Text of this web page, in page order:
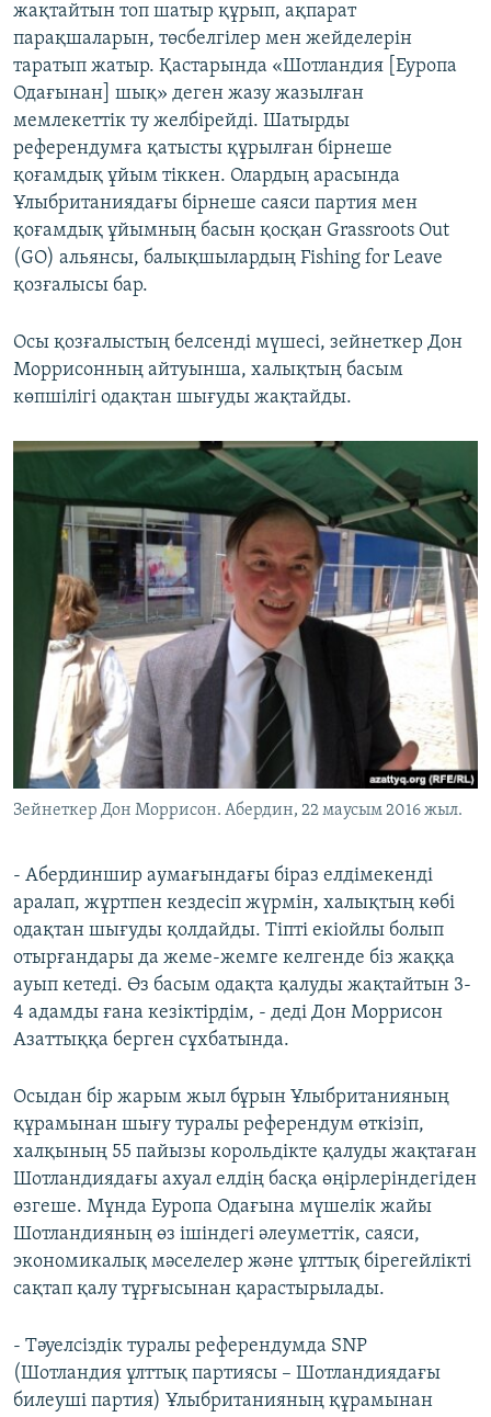
жақтайтын топ шатыр құрып, ақпарат
парақшаларын, төсбелгілер мен жейделерін
таратып жатыр. Қастарында «Шотландия [Еуропа
Одағынан] шық» деген жазу жазылған
мемлекеттік ту желбірейді. Шатырды
референдумға қатысты құрылған бірнеше
қоғамдық ұйым тіккен. Олардың арасында
Ұлыбританиядағы бірнеше саяси партия мен
қоғамдық ұйымның басын қосқан Grassroots Out
(GO) альянсы, балықшылардың Fishing for Leave
қозғалысы бар.
Осы қозғалыстың белсенді мүшесі, зейнеткер Дон
Моррисонның айтуынша, халықтың басым
көпшілігі одақтан шығуды жақтайды.
Зейнеткер Дон Моррисон. Абердин, 22 маусым 2016 жыл.
- Абердиншир аумағындағы біраз елдімекенді
аралап, жұртпен кездесіп жүрмін, халықтың көбі
одақтан шығуды қолдайды. Тіпті екіойлы болып
отырғандары да жеме-жемге келгенде біз жаққа
ауып кетеді. Өз басым одақта қалуды жақтайтын 3-
4 адамды ғана кезіктірдім, - деді Дон Моррисон
Азаттыққа берген сұхбатында.
Осыдан бір жарым жыл бұрын Ұлыбританияның
құрамынан шығу туралы референдум өткізіп,
халқының 55 пайызы корольдікте қалуды жақтаған
Шотландиядағы ахуал елдің басқа өңірлеріндегіден
өзгеше. Мұнда Еуропа Одағына мүшелік жайы
Шотландияның өз ішіндегі әлеуметтік, саяси,
экономикалық мәселелер және ұлттық бірегейлікті
сақтап қалу тұрғысынан қарастырылады.
- Тәуелсіздік туралы референдумда SNP
(Шотландия ұлттық партиясы – Шотландиядағы
билеуші партия) Ұлыбританияның құрамынан